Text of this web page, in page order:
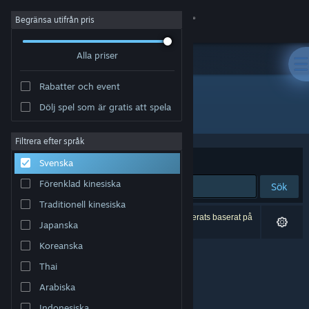
Logga in
Om
Support
Byt språk
Skaffa Steams mobilapp
Se skrivbordswebbplats
Begränsa utifrån pris
Alla priser
Rabatter och event
Dölj spel som är gratis att spela
Filtrera efter språk
Svenska
Förenklad kinesiska
Traditionell kinesiska
Japanska
Koreanska
Thai
Arabiska
Utvecklare: Architectura
Sortera efter Relevans
Sök
0 träffar matchade din sökning. 1 titel har exkluderats baserat på
dina preferenser.